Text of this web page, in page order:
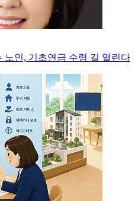
노인, 기초연금 수령 길 열린다